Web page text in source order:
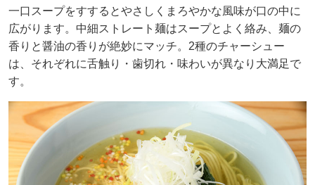
一口スープをすするとやさしくまろやかな風味が口の中に
広がります。中細ストレート麺はスープとよく絡み、麺の
香りと醤油の香りが絶妙にマッチ。2種のチャーシュー
は、それぞれに舌触り・歯切れ・味わいが異なり大満足で
す。